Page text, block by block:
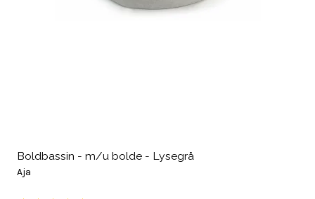
Boldbassin - m/u bolde - Lysegrå
Aja